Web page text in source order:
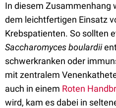
In diesem Zusammenhang
dem leichtfertigen Einsatz
Krebspatienten. So sollten
Saccharomyces boulardii
schwerkranken oder
mit zentralem
auch in einem Roten
wird, kam es dabei in